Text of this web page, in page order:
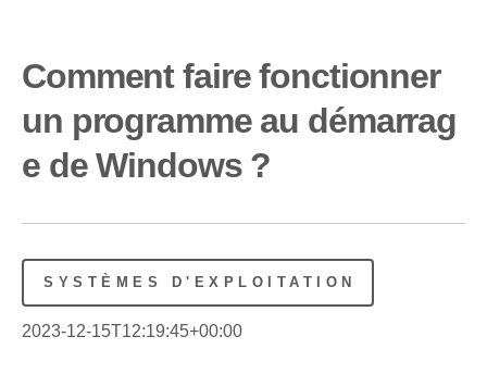
Comment faire fonctionner
un programme au démarrag
e de Windows ?
SYSTÈMES D'EXPLOITATION
2023-12-15T12:19:45+00:00